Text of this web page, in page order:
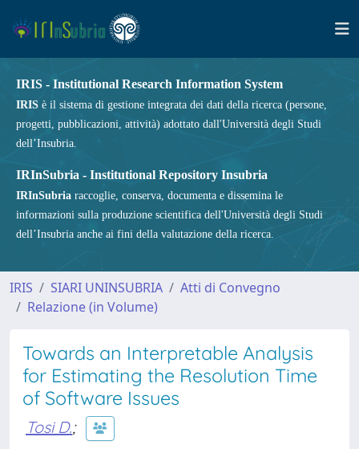
IRIS - Institutional Research Information System
IRIS è il sistema di gestione integrata dei dati della ricerca (persone,
progetti, pubblicazioni, attività) adottato dall'Università degli Studi
dell’Insubria.
IRInSubria - Institutional Repository Insubria
IRInSubria raccoglie, conserva, documenta e dissemina le
informazioni sulla produzione scientifica dell'Università degli Studi
dell’Insubria anche ai fini della valutazione della ricerca.
IRIS SIARI UNINSUBRIA
Atti di Convegno
Relazione (in Volume)
Towards an Interpretable Analysis
for Estimating the Resolution Time
of Software Issues
Tosi D.;